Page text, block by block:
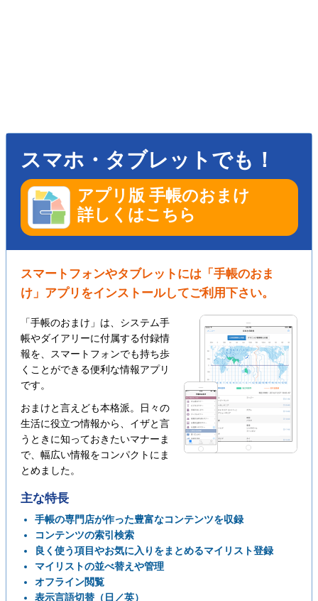
スマホ・タブレットでも！
アプリ版 手帳のおまけ
詳しくはこちら
スマートフォンやタブレットには「手帳のおま
け」アプリをインストールしてご利用下さい。
「手帳のおまけ」は、システム手
帳やダイアリーに付属する付録情
報を、スマートフォンでも持ち歩
くことができる便利な情報アプリ
です。
おまけと言えども本格派。日々の
生活に役立つ情報から、イザと言
うときに知っておきたいマナーま
で、幅広い情報をコンパクトにま
とめました。
主な特長
手帳の専門店が作った豊富なコンテンツを収録
コンテンツの索引検索
良く使う項目やお気に入りをまとめるマイリスト登録
マイリストの並べ替えや管理
オフライン閲覧
表示言語切替（日／英）